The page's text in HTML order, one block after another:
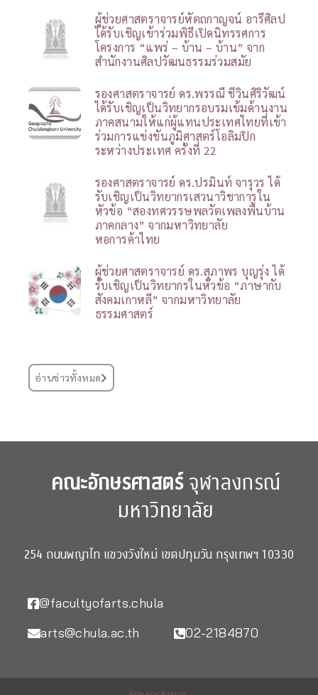
ผู้ช่วยศาสตราจารย์หัตถกาญจน์ อารีศิลป
ได้รับเชิญเข้าร่วมพิธีเปิดนิทรรศการ
โครงการ “แพร่ – บ้าน – บ้าน” จาก
สำนักงานศิลปวัฒนธรรมร่วมสมัย
รองศาสตราจารย์ ดร.พรรณี ชีวินศิริวัฒน์
ได้รับเชิญเป็นวิทยากรอบรมเข้มด้านงาน
ภาคสนามให้แก่ผู้แทนประเทศไทยที่เข้า
ร่วมการแข่งขันภูมิศาสตร์โอลิมปิก
ระหว่างประเทศ ครั้งที่ 22
รองศาสตราจารย์ ดร.ปรมินท์ จารุวร ได้
รับเชิญเป็นวิทยากรเสวนาวิชาการใน
หัวข้อ “สองทศวรรษพลวัตเพลงพื้นบ้าน
ภาคกลาง” จากมหาวิทยาลัย
หอการค้าไทย
ผู้ช่วยศาสตราจารย์ ดร.สุภาพร บุญรุ่ง ได้
รับเชิญเป็นวิทยากรในหัวข้อ “ภาษากับ
สังคมเกาหลี” จากมหาวิทยาลัย
ธรรมศาสตร์
อ่านข่าวทั้งหมด
คณะอักษรศาสตร์จุฬาลงกรณ์
มหาวิทยาลัย
254 ถนนพญาไท แขวงวังใหม่ เขตปทุมวัน กรุงเทพฯ 10330
@facultyofarts.chula
arts@chula.ac.th
02-2184870